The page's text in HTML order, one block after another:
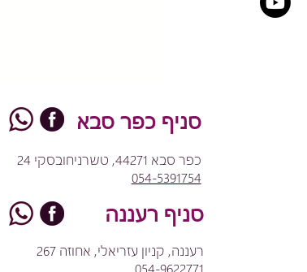
סניף כפר סבא
כפר סבא 44271, טשרניחובסקי 24
054-5391754
סניף רעננה
רעננה, קניון עזריאלי, אחוזה 267
054-9622771